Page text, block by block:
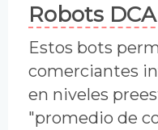
Robots DCA
Estos bots
comerciantes
en niveles
"promedio de